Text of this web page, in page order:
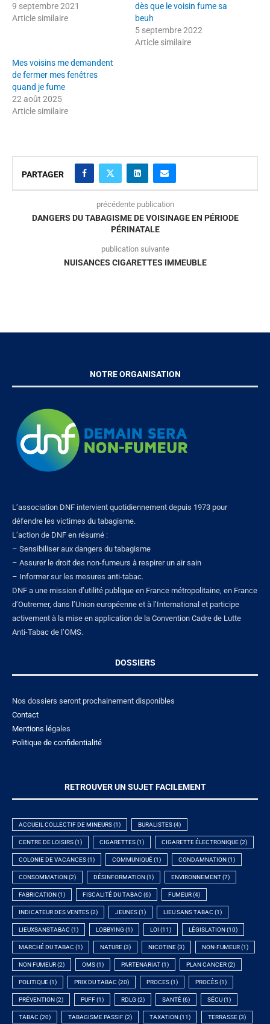
9 septembre 2021
Article similaire
dès que le voisin fume sa
beuh
5 septembre 2022
Article similaire
Mes voisins me demandent
de fermer mes fenêtres
quand je fume
22 août 2025
Article similaire
PARTAGER
précédente publication
DANGERS DU TABAGISME DE VOISINAGE EN PÉRIODE
PÉRINATALE
publication suivante
NUISANCES CIGARETTES IMMEUBLE
NOTRE ORGANISATION
L’association DNF intervient quotidiennement depuis 1973 pour
défendre les victimes du tabagisme.
L’action de DNF en résumé :
– Sensibiliser aux dangers du tabagisme
– Assurer le droit des non-fumeurs à respirer un air sain
– Informer sur les mesures anti-tabac.
DNF a une mission d’utilité publique en France métropolitaine, en France
d’Outremer, dans l’Union européenne et à l’International et participe
activement à la mise en application de la Convention Cadre de Lutte
Anti-Tabac de l’OMS.
DOSSIERS
Nos dossiers seront prochainement disponibles
Contact
Mentions légales
Politique de confidentialité
RETROUVER UN SUJET FACILEMENT
ACCUEIL COLLECTIF DE MINEURS(1) BURALISTES(4)
CENTRE DE LOISIRS(1) CIGARETTES(1) CIGARETTE ÉLECTRONIQUE(2)
COLONIE DE VACANCES(1) COMMUNIQUÉ(1) CONDAMNATION (1)
CONSOMMATION (2) DÉSINFORMATION (1) ENVIRONNEMENT(7)
FABRICATION (1) FISCALITÉ DU TABAC (6) FUMEUR(4)
INDICATEUR DES VENTES(2) JEUNES(1) LIEU SANS TABAC (1)
LIEUXSANSTABAC (1) LOBBYING (1) LOI (11) LÉGISLATION (10)
MARCHÉ DU TABAC (1) NATURE(3) NICOTINE(3) NON-FUMEUR(1)
NON FUMEUR(2) OMS(1) PARTENARIAT(1) PLAN CANCER(2)
POLITIQUE(1) PRIX DU TABAC (20) PROCES(1) PROCÈS(1)
PRÉVENTION (2) PUFF(1) RDLG (2) SANTÉ(6) SÉCU(1)
TABAC (20) TABAGISME PASSIF(2) TAXATION (11) TERRASSE(3)